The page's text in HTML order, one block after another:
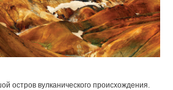
остров вулканического происхождения.